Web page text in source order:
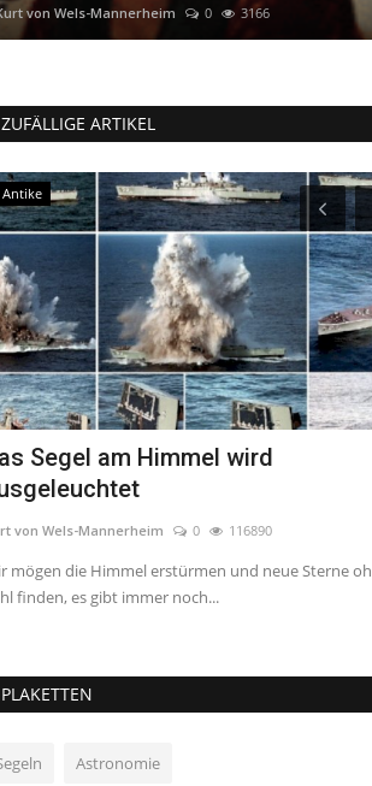
von Wels-Mannerheim 0 3166
ZUFÄLLIGE ARTIKEL
Antike
Segel am Himmel wird
von Wels-Mannerheim 0 116890
mögen die Himmel erstürmen und neue Sterne
finden, es gibt immer noch...
PLAKETTEN
Astronomie